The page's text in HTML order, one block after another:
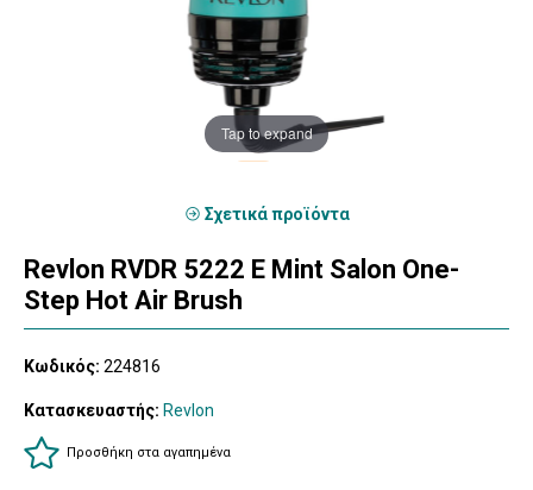
Tap to expand
Σχετικά προϊόντα
Revlon RVDR 5222 E Mint Salon One-
Step Hot Air Brush
Κωδικός: 224816
Κατασκευαστής: Revlon
Προσθήκη στα αγαπημένα